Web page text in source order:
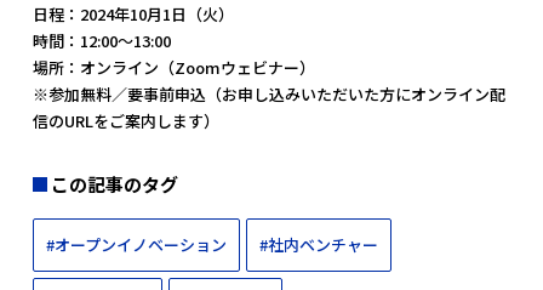
日程：2024年10月1日（火）
時間：12:00〜13:00
場所：オンライン（Zoomウェビナー）
※参加無料／要事前申込（お申し込みいただいた方にオンライン配
信のURLをご案内します）
この記事のタグ
#オープンイノベーション #社内ベンチャー